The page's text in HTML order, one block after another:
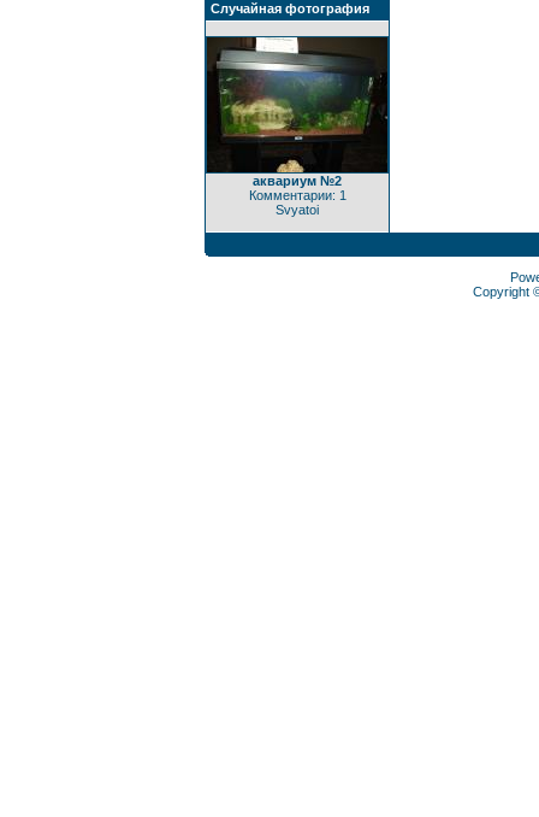
Случайная фотография
аквариум №2
Комментарии: 1
Svyatoi
Copyright